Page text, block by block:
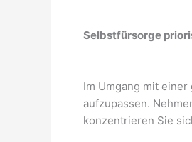
Selbstfürsorge
Im Umgang mit
aufzupassen.
konzentrieren Sie